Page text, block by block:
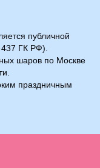
публичной
ГК РФ).
шаров по Москве
праздничным